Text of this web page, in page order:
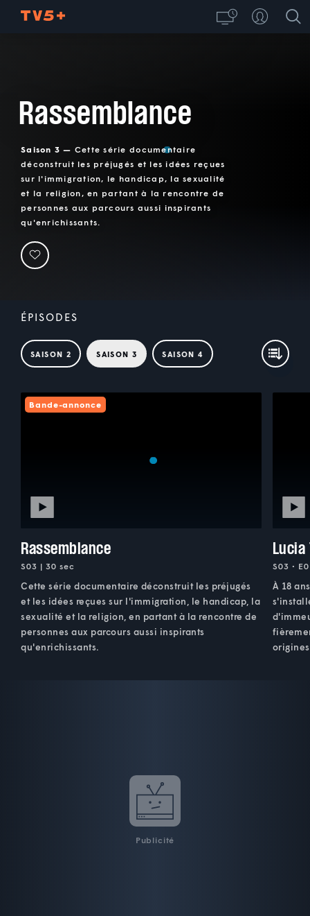
Rassemblance
Saison 3 — Cette série documentaire
déconstruit les préjugés et les idées reçues
sur l'immigration, le handicap, la sexualité
et la religion, en partant à la rencontre de
personnes aux parcours aussi inspirants
qu'enrichissants.
ÉPISODES
SAISON 2 SAISON 3 SAISON 4
Bande-annonce
Rassemblance
S03 | 30 sec
Cette série documentaire déconstruit les préjugés
et les idées reçues sur l'immigration, le handicap, la
sexualité et la religion, en partant à la rencontre de
personnes aux parcours aussi inspirants
qu'enrichissants.
S03 •
À 18
Publicité